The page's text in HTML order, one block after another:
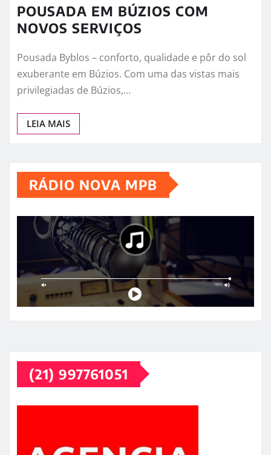
POUSADA EM BÚZIOS COM
NOVOS SERVIÇOS
Pousada Byblos – conforto, qualidade e pôr do sol
exuberante em Búzios. Com uma das vistas mais
privilegiadas de Búzios,…
LEIA MAIS
RÁDIO NOVA MPB
(21) 997761051